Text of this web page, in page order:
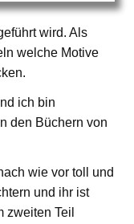
wird. Als
welche Motive
ich bin
den Büchern von
wie vor toll und
und ihr ist
zweiten Teil